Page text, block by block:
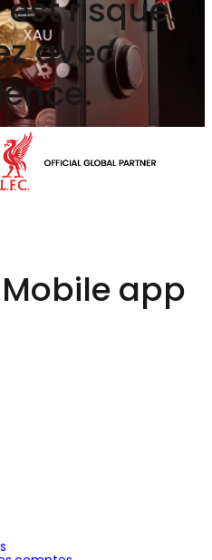
risqué.
avec
Mobile app